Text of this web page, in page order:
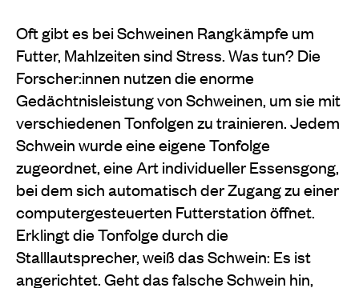
Oft gibt es bei Schweinen Rangkämpfe um
Futter, Mahlzeiten sind Stress. Was tun? Die
Forscher:innen nutzen die enorme
Gedächtnisleistung von Schweinen, um sie mit
verschiedenen Tonfolgen zu trainieren. Jedem
Schwein wurde eine eigene Tonfolge
zugeordnet, eine Art individueller Essensgong,
bei dem sich automatisch der Zugang zu einer
computergesteuerten Futterstation öffnet.
Erklingt die Tonfolge durch die
Stalllautsprecher, weiß das Schwein: Es ist
angerichtet. Geht das falsche Schwein hin,